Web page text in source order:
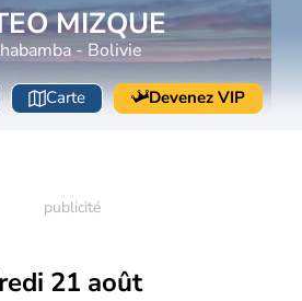
MIZQUE
- Bolivie
Carte Devenez VIP
21 août